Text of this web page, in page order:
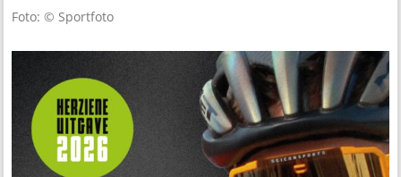
Foto: © Sportfoto